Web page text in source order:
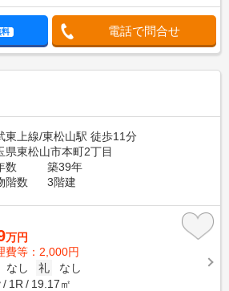
料 電話で問合せ
東上線/東松山駅 徒歩11分
県東松山市本町2丁目
数
築39年
階数
3階建
万円
費等：2,000円
なし 礼
なし
1R 19.17㎡